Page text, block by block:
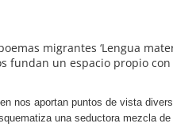
migrantes ‘Lengua
fundan un espacio propio
nos aportan puntos de vista
una seductora mezcla